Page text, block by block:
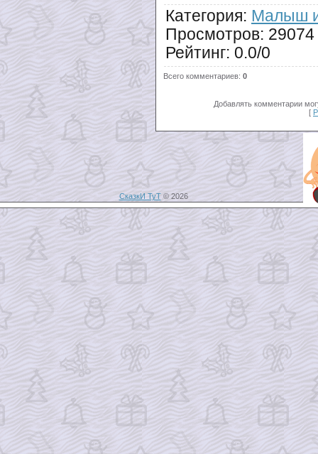
Категория: Малыш
Просмотров: 29074
Рейтинг: 0.0/0
Всего комментариев: 0
Добавлять комментарии
[
СказкИ ТуТ© 2026